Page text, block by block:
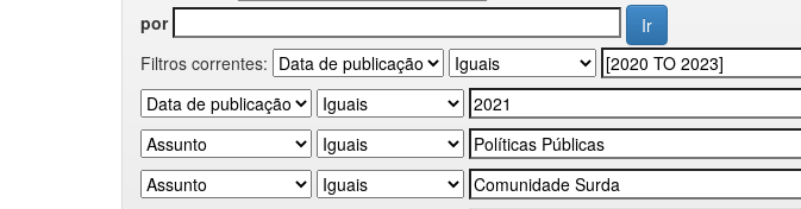
por
Filtros correntes: